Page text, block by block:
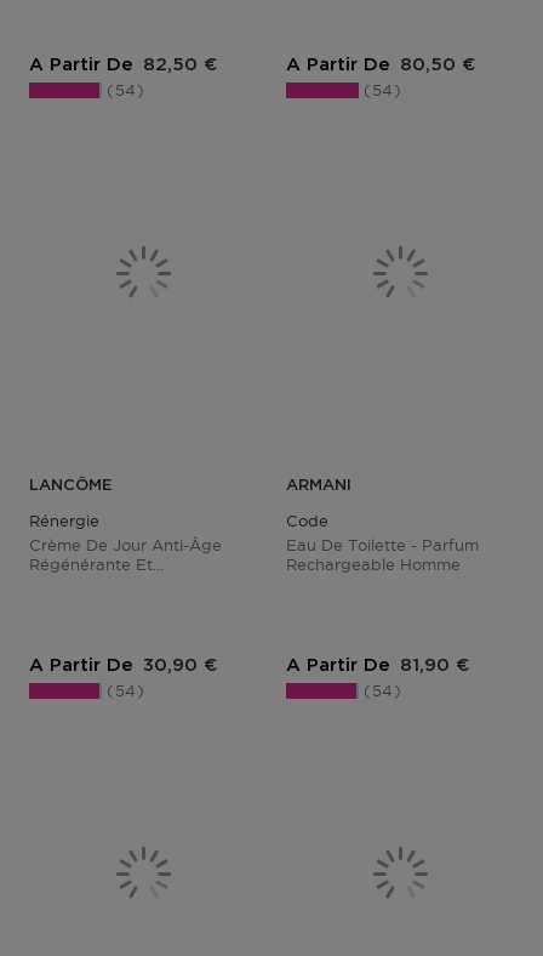
A Partir De Prix du produit
82,50 €
54
A Partir De Prix du produit
80,50 €
54
LANCÔME
Rénergie
Crème De Jour Anti-Âge
Régénérante Et
A Partir De Prix du produit
30,90 €
54
ARMANI
Code
Eau De Toilette - Parfum
Rechargeable Homme
A Partir De Prix du produit
81,90 €
54